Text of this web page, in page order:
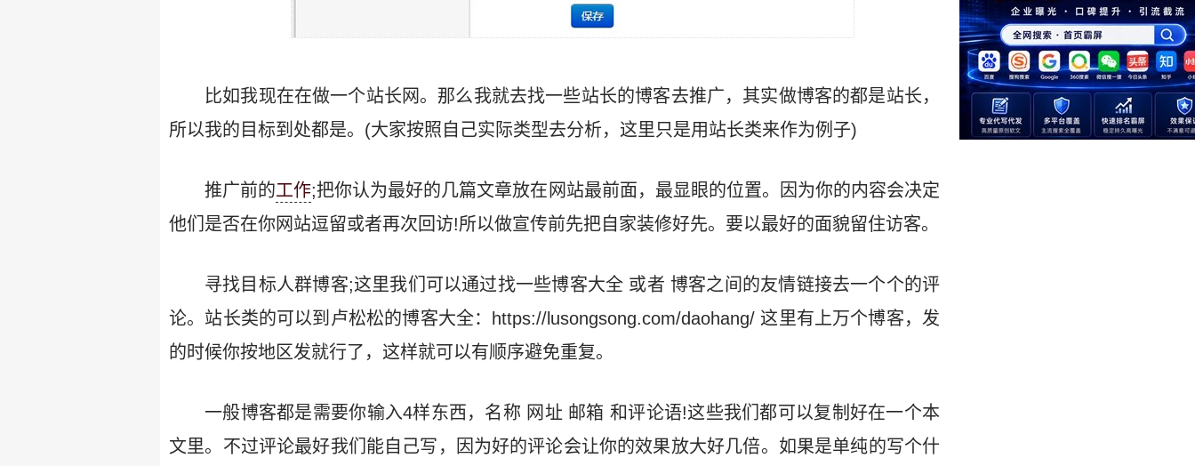
比如我现在在做一个站长网。那么我就去找一些站长的博客去推广，其实做博客的都是站长，
所以我的目标到处都是。(大家按照自己实际类型去分析，这里只是用站长类来作为例子)
推广前的工作;把你认为最好的几篇文章放在网站最前面，最显眼的位置。因为你的内容会决定
他们是否在你网站逗留或者再次回访!所以做宣传前先把自家装修好先。要以最好的面貌留住访客。
寻找目标人群博客;这里我们可以通过找一些博客大全 或者 博客之间的友情链接去一个个的评
论。站长类的可以到卢松松的博客大全：https://lusongsong.com/daohang/ 这里有上万个博客，发
的时候你按地区发就行了，这样就可以有顺序避免重复。
一般博客都是需要你输入4样东西，名称 网址 邮箱 和评论语!这些我们都可以复制好在一个本
文里。不过评论最好我们能自己写，因为好的评论会让你的效果放大好几倍。如果是单纯的写个什